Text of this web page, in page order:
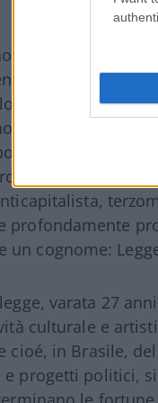
la serietà delle
sociali sul
e molti altri
solo di quella
culturale
ideologico –
profondamente
un cognome:
varata 27
culturale e
cioé, in Brasile,
progetti politici,